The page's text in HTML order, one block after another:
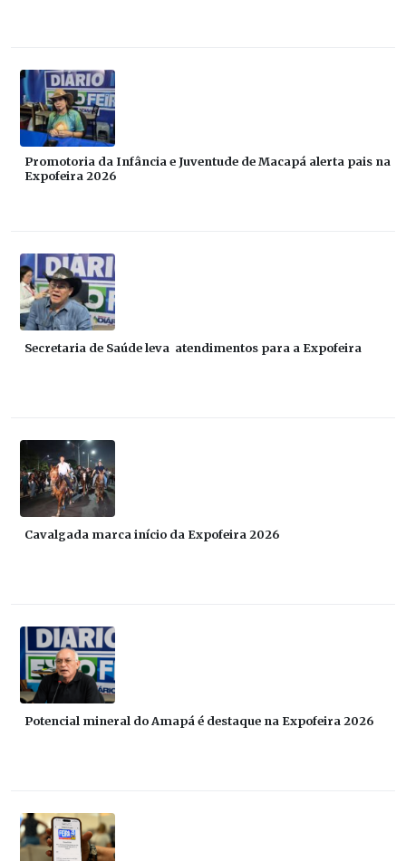
Promotoria da Infância e Juventude de Macapá alerta pais na
Expofeira 2026
Secretaria de Saúde leva atendimentos para a Expofeira
Cavalgada marca início da Expofeira 2026
Potencial mineral do Amapá é destaque na Expofeira 2026